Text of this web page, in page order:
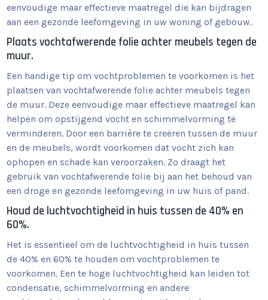
eenvoudige maar effectieve maatregel die kan bijdragen
aan een gezonde leefomgeving in uw woning of gebouw.
Plaats vochtafwerende folie achter meubels tegen de
muur.
Een handige tip om vochtproblemen te voorkomen is het
plaatsen van vochtafwerende folie achter meubels tegen
de muur. Deze eenvoudige maar effectieve maatregel kan
helpen om opstijgend vocht en schimmelvorming te
verminderen. Door een barrière te creëren tussen de muur
en de meubels, wordt voorkomen dat vocht zich kan
ophopen en schade kan veroorzaken. Zo draagt het
gebruik van vochtafwerende folie bij aan het behoud van
een droge en gezonde leefomgeving in uw huis of pand.
Houd de luchtvochtigheid in huis tussen de 40% en
60%.
Het is essentieel om de luchtvochtigheid in huis tussen
de 40% en 60% te houden om vochtproblemen te
voorkomen. Een te hoge luchtvochtigheid kan leiden tot
condensatie, schimmelvorming en andere